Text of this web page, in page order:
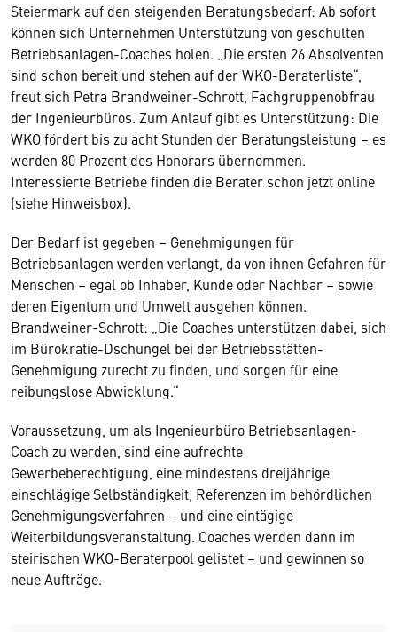
Steiermark auf den steigenden Beratungsbedarf: Ab sofort
können sich Unternehmen Unterstützung von geschulten
Betriebsanlagen-Coaches holen. „Die ersten 26 Absolventen
sind schon bereit und stehen auf der WKO-Beraterliste“,
freut sich Petra Brandweiner-Schrott, Fachgruppenobfrau
der Ingenieurbüros. Zum Anlauf gibt es Unterstützung: Die
WKO fördert bis zu acht Stunden der Beratungsleistung – es
werden 80 Prozent des Honorars übernommen.
Interessierte Betriebe finden die Berater schon jetzt online
(siehe Hinweisbox).
Der Bedarf ist gegeben – Genehmigungen für
Betriebsanlagen werden verlangt, da von ihnen Gefahren für
Menschen – egal ob Inhaber, Kunde oder Nachbar – sowie
deren Eigentum und Umwelt ausgehen können.
Brandweiner-Schrott: „Die Coaches unterstützen dabei, sich
im Bürokratie-Dschungel bei der Betriebsstätten-
Genehmigung zurecht zu finden, und sorgen für eine
reibungslose Abwicklung.“
Voraussetzung, um als Ingenieurbüro Betriebsanlagen-
Coach zu werden, sind eine aufrechte
Gewerbeberechtigung, eine mindestens dreijährige
einschlägige Selbständigkeit, Referenzen im behördlichen
Genehmigungsverfahren – und eine eintägige
Weiterbildungsveranstaltung. Coaches werden dann im
steirischen WKO-Beraterpool gelistet – und gewinnen so
neue Aufträge.